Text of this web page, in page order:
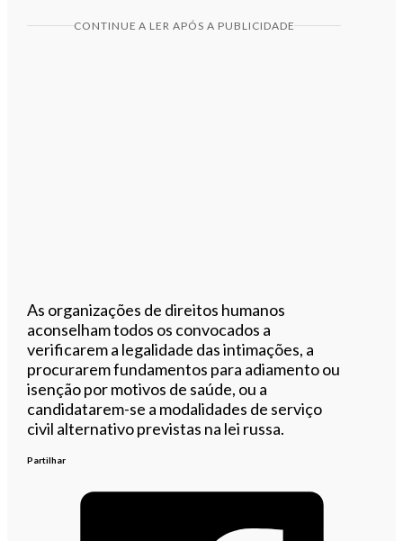
CONTINUE A LER APÓS A PUBLICIDADE
As organizações de direitos humanos
aconselham todos os convocados a
verificarem a legalidade das intimações, a
procurarem fundamentos para adiamento ou
isenção por motivos de saúde, ou a
candidatarem-se a modalidades de serviço
civil alternativo previstas na lei russa.
Partilhar